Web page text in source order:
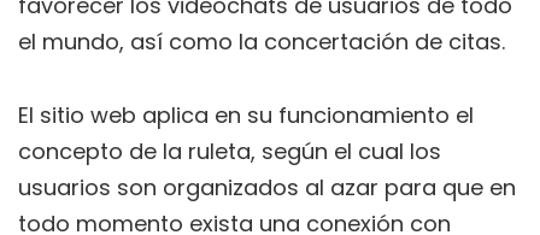
el mundo, así como la concertación de citas.
El sitio web aplica en su funcionamiento el
concepto de la ruleta, según el cual los
usuarios son organizados al azar para que en
todo momento exista una conexión con